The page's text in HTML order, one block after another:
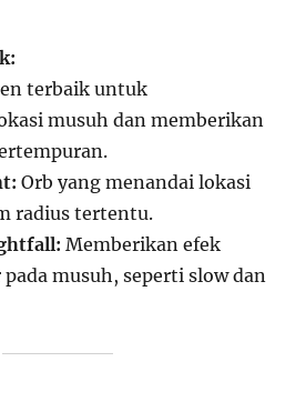
terbaik untuk
musuh dan memberikan
Orb yang menandai lokasi
radius tertentu.
Memberikan efek
musuh, seperti slow dan